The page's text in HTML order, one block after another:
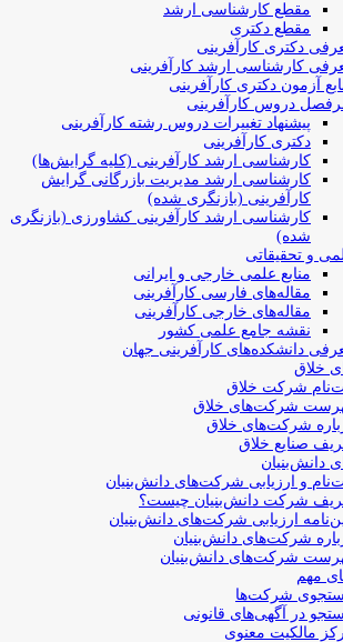
مقطع کارشناسی ارشد
مقطع دکتری
دکتری کارآفرینی
کارشناسی ارشد کارآفرینی
آزمون دکتری کارآفرینی
دروس کارآفرینی
پیشنهاد تغییرات دروس رشته کارآفرینی
دکتری کارآفرینی
کارشناسی ارشد کارآفرینی (کلیه گرایش‌ها)
کارشناسی ارشد مدیریت بازرگانی گرایش
کارآفرینی (بازنگری شده)
کارشناسی ارشد کارآفرینی کشاورزی (بازنگری
شده)
و تحقیقاتی
منابع علمی خارجی و ایرانی
مقاله‌های فارسی کارآفرینی
مقاله‌های خارجی کارآفرینی
نقشه جامع علمی کشور
دانشکده‌های کارآفرینی جهان
خلاق
شرکت خلاق
شرکت‌های خلاق
شرکت‌های خلاق
صنایع خلاق
دانش‌بنیان
و ارزیابی شرکت‌های دانش‌بنیان
شرکت دانش‌بنیان چیست؟
ارزیابی شرکت‌های دانش‌بنیان
شرکت‌های دانش‌بنیان
شرکت‌های دانش‌بنیان
مهم
شرکت‌ها
در آگهی‌های قانونی
مالکیت معنوی